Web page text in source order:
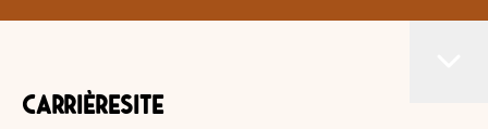
Carrièresite